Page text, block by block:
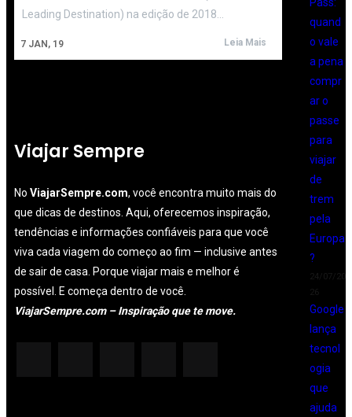
7 JAN, 19
Leading Destination) na edição de 2018…
Leia Mais
Pass:
quand
o vale
a pena
compr
ar o
passe
para
viajar
de
trem
pela
Europa
?
24/07/20
26
Google
lança
tecnol
ogia
que
ajuda
Viajar Sempre
No ViajarSempre.com, você encontra muito mais do
que dicas de destinos. Aqui, oferecemos inspiração,
tendências e informações confiáveis para que você
viva cada viagem do começo ao fim — inclusive antes
de sair de casa. Porque viajar mais e melhor é
possível. E começa dentro de você.
ViajarSempre.com – Inspiração que te move.